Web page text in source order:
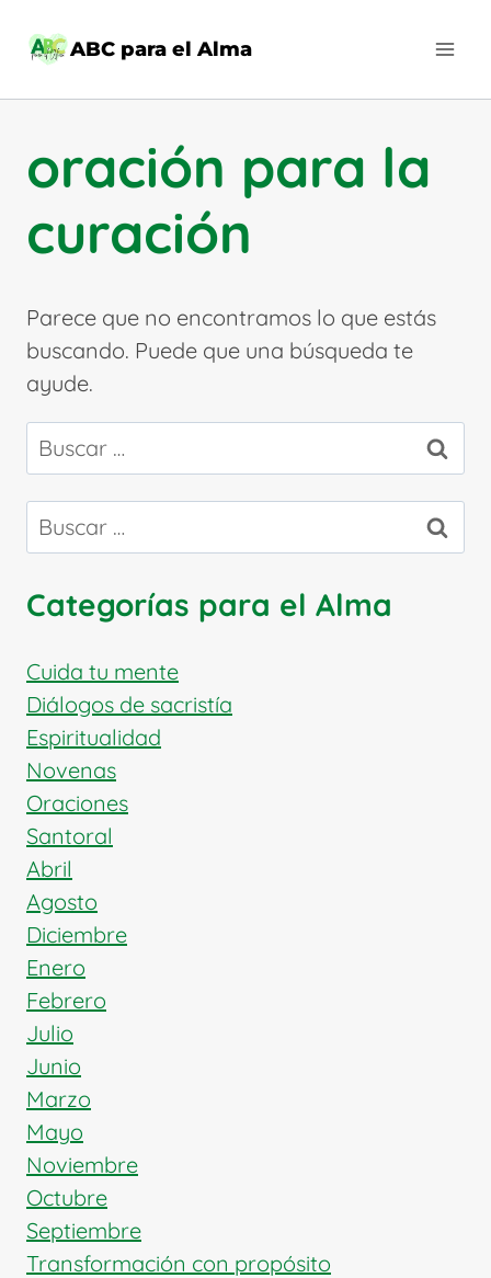
ABC para el Alma
oración para la
curación
Parece que no encontramos lo que estás
buscando. Puede que una búsqueda te
ayude.
Buscar:
Buscar:
Categorías para el Alma
Cuida tu mente
Diálogos de sacristía
Espiritualidad
Novenas
Oraciones
Santoral
Abril
Agosto
Diciembre
Enero
Febrero
Julio
Junio
Marzo
Mayo
Noviembre
Octubre
Septiembre
Transformación con propósito